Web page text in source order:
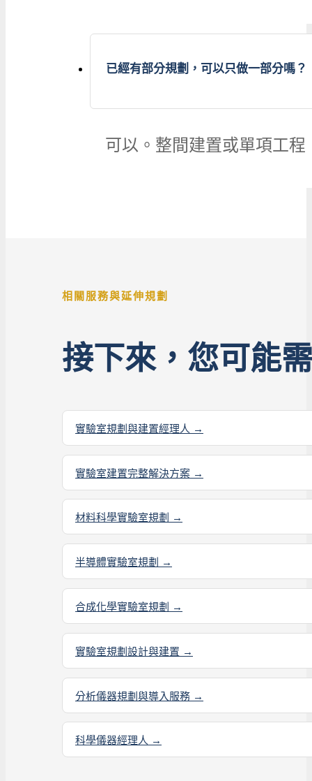
已經有部分規劃，可以只做一部分嗎？
可以。整間建置或單項工
相關服務與延伸規劃
接下來，您可能
實驗室規劃與建置經理人 →
實驗室建置完整解決方案 →
材料科學實驗室規劃 →
半導體實驗室規劃 →
合成化學實驗室規劃 →
實驗室規劃設計與建置 →
分析儀器規劃與導入服務 →
科學儀器經理人 →